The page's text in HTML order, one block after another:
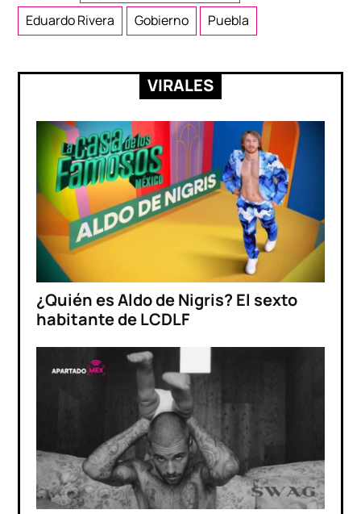
Eduardo Rivera
Gobierno Puebla
VIRALES
¿Quién es Aldo de Nigris? El sexto
habitante de LCDLF